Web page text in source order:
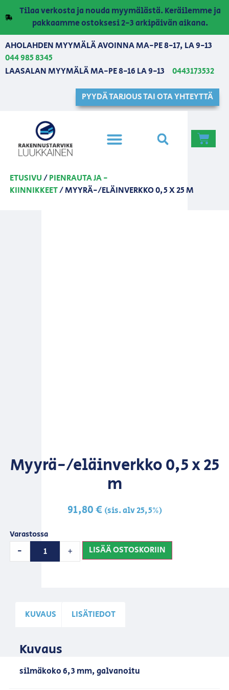
Tilaa verkosta ja nouda myymälästä. Keräilemme ja
pakkaamme ostoksesi 2-3 arkipäivän aikana.
AHOLAHDEN MYYMÄLÄ AVOINNA MA-PE 8-17, LA 9-13
044 985 8345
LAASALAN MYYMÄLÄ MA-PE 8-16 LA 9-13
0443173532
PYYDÄ TARJOUS TAI OTA YHTEYTTÄ
ETUSIVU/PIENRAUTA JA -
KIINNIKKEET/ MYYRÄ-/ELÄINVERKKO 0,5 X 25 M
Myyrä-/eläinverkko 0,5 x 25
m
91,80€ (sis. alv 25,5%)
Varastossa
- + LISÄÄ OSTOSKORIIN
KUVAUS LISÄTIEDOT
Kuvaus
silmäkoko 6,3 mm, galvanoitu